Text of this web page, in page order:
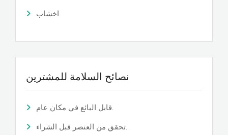
اخشاب
نصائح السلامة للمشترين
قابل البائع في مكان عام.
تحقق من العنصر قبل الشراء.